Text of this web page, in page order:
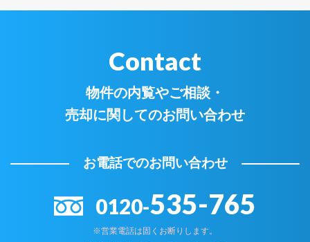
Contact
物件の内覧やご相談・
売却に関してのお問い合わせ
お電話でのお問い合わせ
0120-535-765
※営業電話は固くお断りします。